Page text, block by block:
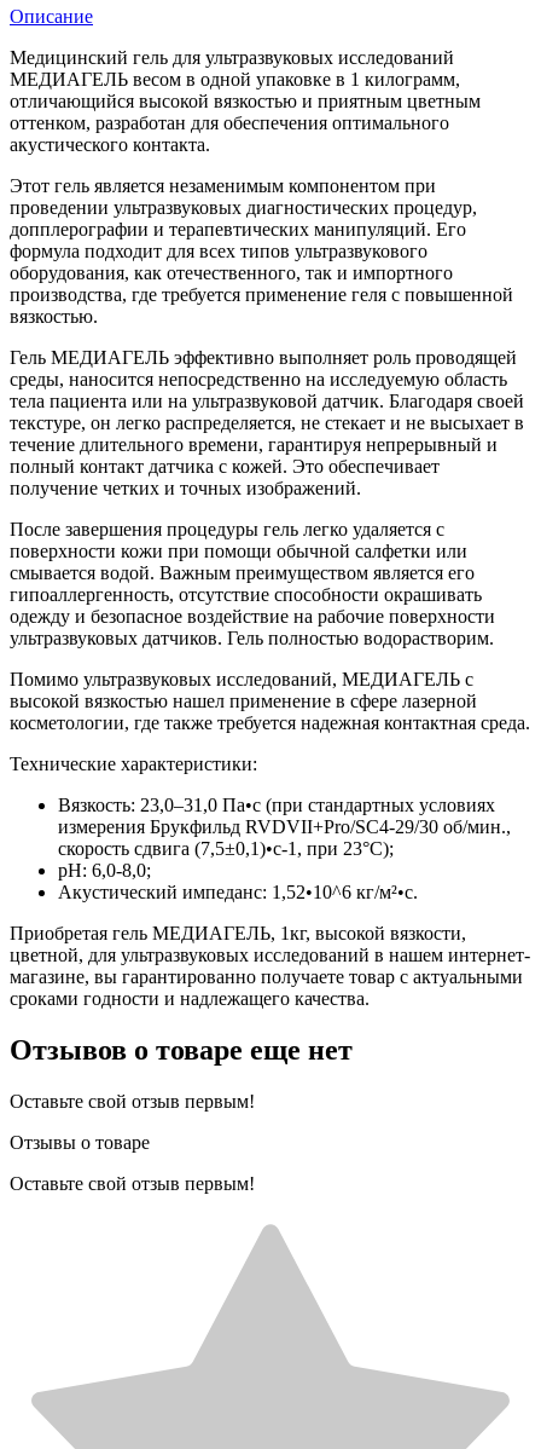
Описание
Медицинский гель для ультразвуковых исследований
МЕДИАГЕЛЬ весом в одной упаковке в 1 килограмм,
отличающийся высокой вязкостью и приятным цветным
оттенком, разработан для обеспечения оптимального
акустического контакта.
Этот гель является незаменимым компонентом при
проведении ультразвуковых диагностических процедур,
допплерографии и терапевтических манипуляций. Его
формула подходит для всех типов ультразвукового
оборудования, как отечественного, так и импортного
производства, где требуется применение геля с повышенной
вязкостью.
Гель МЕДИАГЕЛЬ эффективно выполняет роль проводящей
среды, наносится непосредственно на исследуемую область
тела пациента или на ультразвуковой датчик. Благодаря своей
текстуре, он легко распределяется, не стекает и не высыхает в
течение длительного времени, гарантируя непрерывный и
полный контакт датчика с кожей. Это обеспечивает
получение четких и точных изображений.
После завершения процедуры гель легко удаляется с
поверхности кожи при помощи обычной салфетки или
смывается водой. Важным преимуществом является его
гипоаллергенность, отсутствие способности окрашивать
одежду и безопасное воздействие на рабочие поверхности
ультразвуковых датчиков. Гель полностью водорастворим.
Помимо ультразвуковых исследований, МЕДИАГЕЛЬ с
высокой вязкостью нашел применение в сфере лазерной
косметологии, где также требуется надежная контактная среда.
Технические характеристики:
Вязкость: 23,0–31,0 Па•с (при стандартных условиях
измерения Брукфильд RVDVII+Pro/SC4-29/30 об/мин.,
скорость сдвига (7,5±0,1)•c-1, при 23°C);
pH: 6,0-8,0;
Акустический импеданс: 1,52•10^6 кг/м²•с.
Приобретая гель МЕДИАГЕЛЬ, 1кг, высокой вязкости,
цветной, для ультразвуковых исследований в нашем интернет-
магазине, вы гарантированно получаете товар с актуальными
сроками годности и надлежащего качества.
Отзывов о товаре еще нет
Оставьте свой отзыв первым!
Отзывы о товаре
Оставьте свой отзыв первым!